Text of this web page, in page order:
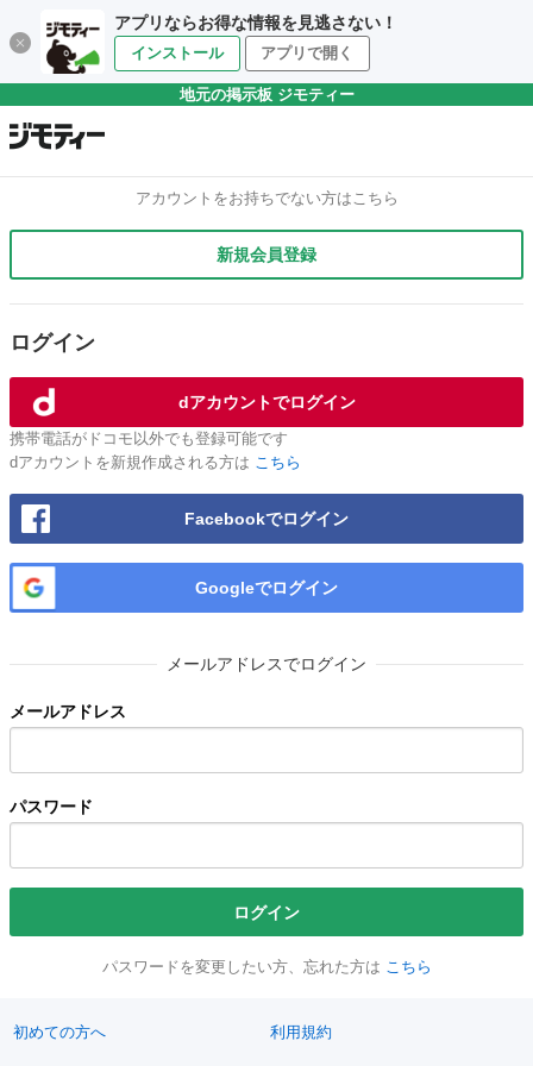
アプリならお得な情報を見逃さない！
インストール アプリで開く
地元の掲示板 ジモティー
アカウントをお持ちでない方はこちら
新規会員登録
ログイン
dアカウントでログイン
携帯電話がドコモ以外でも登録可能です
dアカウントを新規作成される方は こちら
Facebookでログイン
Googleでログイン
メールアドレスでログイン
メールアドレス
パスワード
ログイン
パスワードを変更したい方、忘れた方は こちら
初めての方へ 利用規約